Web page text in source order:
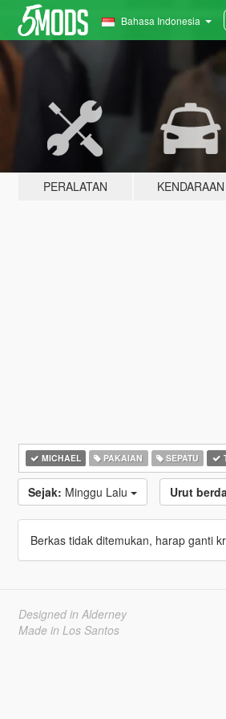
Bahasa Indonesia
PERALATAN KENDARAAN
MICHAEL PAKAIAN SEPATU
Sejak: Minggu Lalu Urut
Berkas tidak ditemukan, harap ganti
Designed in Alderney
Made in Los Santos